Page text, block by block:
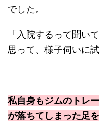
でした。
「入院するって聞い
思って、様子伺いに
私自身もジムのトレ
が落ちてしまった足